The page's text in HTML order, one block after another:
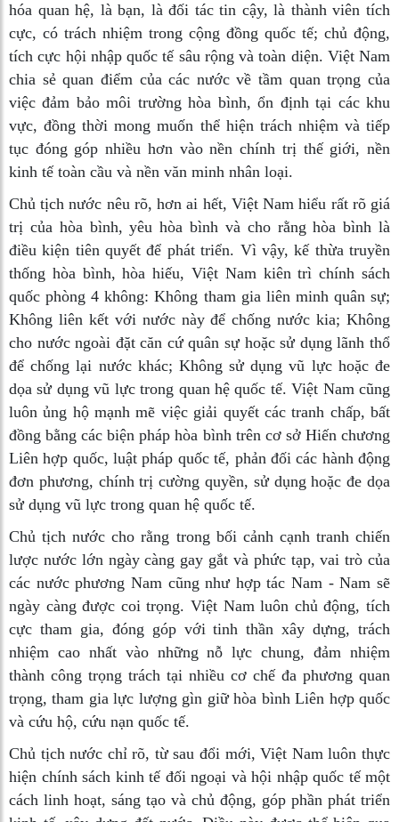
hóa quan hệ, là bạn, là đối tác tin cậy, là thành viên tích
cực, có trách nhiệm trong cộng đồng quốc tế; chủ động,
tích cực hội nhập quốc tế sâu rộng và toàn diện. Việt Nam
chia sẻ quan điểm của các nước về tầm quan trọng của
việc đảm bảo môi trường hòa bình, ổn định tại các khu
vực, đồng thời mong muốn thể hiện trách nhiệm và tiếp
tục đóng góp nhiều hơn vào nền chính trị thế giới, nền
kinh tế toàn cầu và nền văn minh nhân loại.
Chủ tịch nước nêu rõ, hơn ai hết, Việt Nam hiểu rất rõ giá
trị của hòa bình, yêu hòa bình và cho rằng hòa bình là
điều kiện tiên quyết để phát triển. Vì vậy, kế thừa truyền
thống hòa bình, hòa hiếu, Việt Nam kiên trì chính sách
quốc phòng 4 không: Không tham gia liên minh quân sự;
Không liên kết với nước này để chống nước kia; Không
cho nước ngoài đặt căn cứ quân sự hoặc sử dụng lãnh thổ
để chống lại nước khác; Không sử dụng vũ lực hoặc đe
dọa sử dụng vũ lực trong quan hệ quốc tế. Việt Nam cũng
luôn ủng hộ mạnh mẽ việc giải quyết các tranh chấp, bất
đồng bằng các biện pháp hòa bình trên cơ sở Hiến chương
Liên hợp quốc, luật pháp quốc tế, phản đối các hành động
đơn phương, chính trị cường quyền, sử dụng hoặc đe dọa
sử dụng vũ lực trong quan hệ quốc tế.
Chủ tịch nước cho rằng trong bối cảnh cạnh tranh chiến
lược nước lớn ngày càng gay gắt và phức tạp, vai trò của
các nước phương Nam cũng như hợp tác Nam - Nam sẽ
ngày càng được coi trọng. Việt Nam luôn chủ động, tích
cực tham gia, đóng góp với tinh thần xây dựng, trách
nhiệm cao nhất vào những nỗ lực chung, đảm nhiệm
thành công trọng trách tại nhiều cơ chế đa phương quan
trọng, tham gia lực lượng gìn giữ hòa bình Liên hợp quốc
và cứu hộ, cứu nạn quốc tế.
Chủ tịch nước chỉ rõ, từ sau đổi mới, Việt Nam luôn thực
hiện chính sách kinh tế đối ngoại và hội nhập quốc tế một
cách linh hoạt, sáng tạo và chủ động, góp phần phát triển